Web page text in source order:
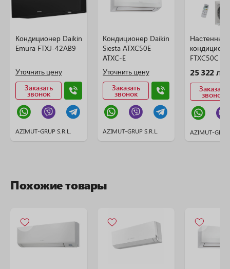
Кондиционер Daikin
Emura FTXJ-42AB9
Уточнить цену
Заказать
звонок
AZIMUT-GRUP S.R.L.
Кондиционер Daikin
Siesta ATXC50E
ATXC-E
Уточнить цену
Заказать
звонок
AZIMUT-GRUP S.R.L.
Настенный
FTXC50C +
(сплит
25 322
Заказать
звонок
AZIMUT-
Похожие товары